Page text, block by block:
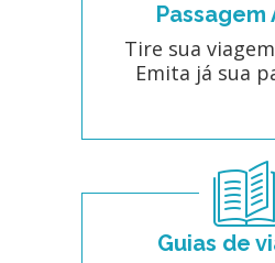
Passagem
Tire sua
Emita já sua
Guias de